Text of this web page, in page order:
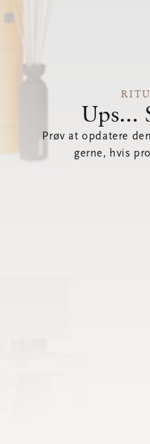
Ups...
Prøv at opdatere
gerne, hvis